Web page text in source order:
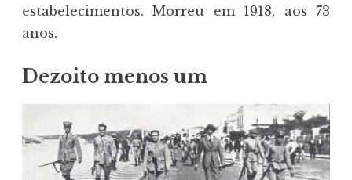
estabelecimentos. Morreu em 1918, aos 73
anos.
Dezoito menos um